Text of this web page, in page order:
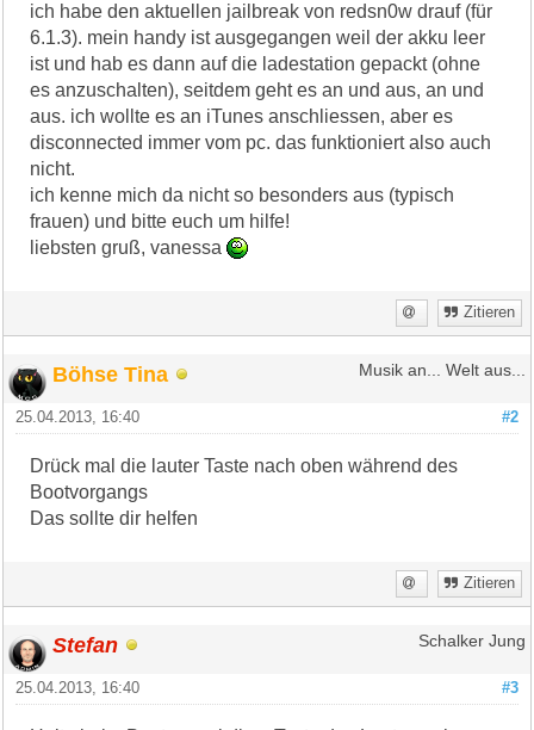
ich habe den aktuellen jailbreak von redsn0w drauf (für
6.1.3). mein handy ist ausgegangen weil der akku leer
ist und hab es dann auf die ladestation gepackt (ohne
es anzuschalten), seitdem geht es an und aus, an und
aus. ich wollte es an iTunes anschliessen, aber es
disconnected immer vom pc. das funktioniert also auch
nicht.
ich kenne mich da nicht so besonders aus (typisch
frauen) und bitte euch um hilfe!
liebsten gruß, vanessa
Zitieren
Böhse Tina Musik an... Welt aus...
#2
25.04.2013, 16:40
Drück mal die lauter Taste nach oben während des
Bootvorgangs
Das sollte dir helfen
Zitieren
Stefan Schalker Jung
#3
25.04.2013, 16:40